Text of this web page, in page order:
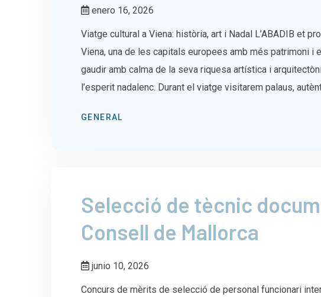
enero 16, 2026
Viatge cultural a Viena: història, art i Nadal L’ABADIB et
Viena, una de les capitals europees amb més patrimoni i
gaudir amb calma de la seva riquesa artística i
l’esperit nadalenc. Durant el viatge visitarem palaus,
GENERAL
Selecció de tècnic
Consell de Mallorca
junio 10, 2026
Concurs de mèrits de selecció de personal funcionari